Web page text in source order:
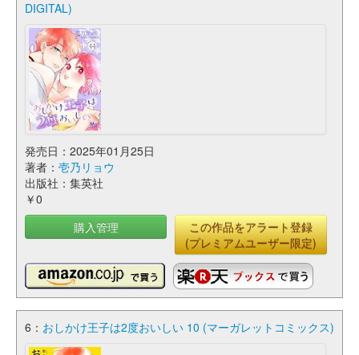
DIGITAL)
発売日：2025年01月25日
著者： 壱乃リョウ
出版社：集英社
￥0
購入管理
この作品をアラート登録
(プレミアムユーザー限定)
6： おしかけ王子は2度おいしい 10 (マーガレットコミックス)